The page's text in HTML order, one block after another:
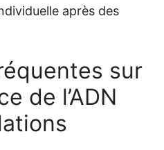
après des
sur
de l’ADN